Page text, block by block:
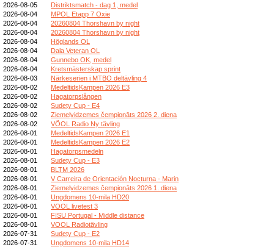
2026-08-05
Distriktsmatch - dag 1, medel
2026-08-04
MPOL Etapp 7 Oxie
2026-08-04
20260804 Thorshavn by night
2026-08-04
20260804 Thorshavn by night
2026-08-04
Höglands OL
2026-08-04
Dala Veteran OL
2026-08-04
Gunnebo OK, medel
2026-08-04
Kretsmästerskap sprint
2026-08-03
Närkeserien i MTBO deltävling 4
2026-08-02
MedeltidsKampen 2026 E3
2026-08-02
Hagatorpslången
2026-08-02
Sudety Cup - E4
2026-08-02
Ziemeļvidzemes čempionāts 2026 2. diena
2026-08-02
VÖOL Radio Ny tävling
2026-08-01
MedeltidsKampen 2026 E1
2026-08-01
MedeltidsKampen 2026 E2
2026-08-01
Hagatorpsmedeln
2026-08-01
Sudety Cup - E3
2026-08-01
BLTM 2026
2026-08-01
V Carreira de Orientación Nocturna - Marin
2026-08-01
Ziemeļvidzemes čempionāts 2026 1. diena
2026-08-01
Ungdomens 10-mila HD20
2026-08-01
VOOL livetest 3
2026-08-01
FISU Portugal - Middle distance
2026-08-01
VOOL Radiotävling
2026-07-31
Sudety Cup - E2
2026-07-31
Ungdomens 10-mila HD14